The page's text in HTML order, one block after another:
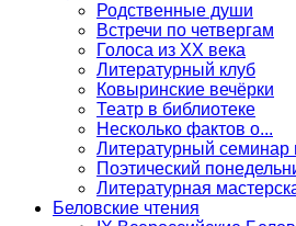
Родственные души
Встречи по четвергам
Голоса из ХХ века
Литературный клуб
Ковыринские вечёрки
Театр в библиотеке
Несколько фактов о...
Литературный семинар
Поэтический
Литературная
Беловские чтения